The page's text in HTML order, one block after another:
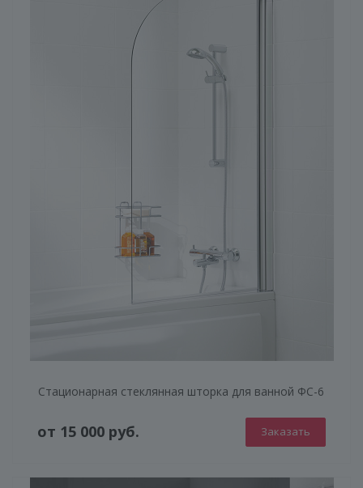
Стационарная стеклянная шторка для ванной ФС-6
от 15 000 руб. Заказать